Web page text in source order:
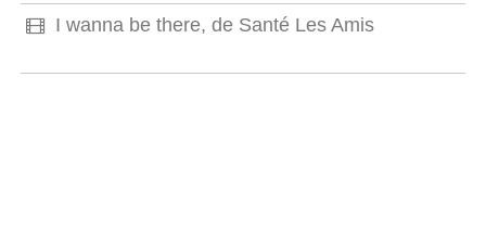
I wanna be there, de Santé Les Amis